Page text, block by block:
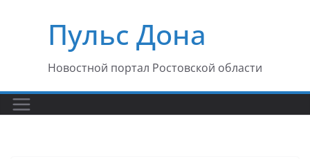
содержимомуПульс Дона
Новостной портал Ростовской области